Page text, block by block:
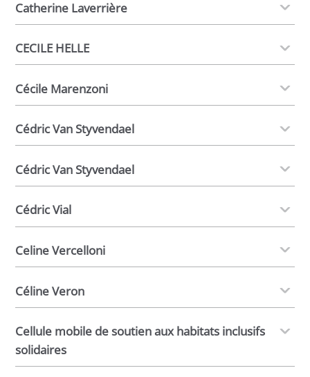
Catherine Laverrière
CECILE HELLE
Cécile Marenzoni
Cédric Van Styvendael
Cédric Van Styvendael
Cédric Vial
Celine Vercelloni
Céline Veron
Cellule mobile de soutien aux habitats inclusifs
solidaires